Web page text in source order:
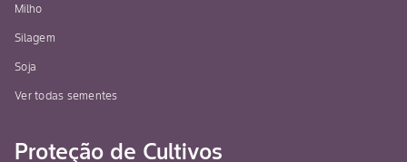
Milho
Silagem
Soja
Ver todas sementes
Proteção de Cultivos